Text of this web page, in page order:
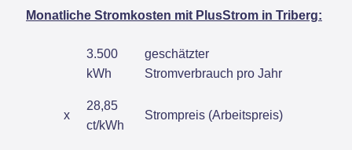
Monatliche Stromkosten mit PlusStrom in Triberg:
3.500
kWh
geschätzter
Stromverbrauch pro Jahr
x
28,85
ct/kWh
Strompreis (Arbeitspreis)